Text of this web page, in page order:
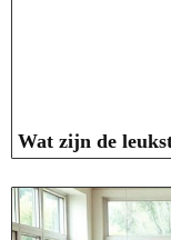
Wat zijn de